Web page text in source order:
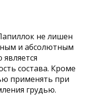
не лишен
и абсолютным
состава. Кроме
применять при
грудью.